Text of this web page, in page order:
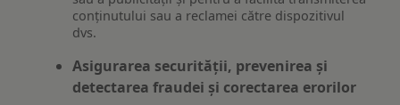
conținutului sau a reclamei către dispozitivul
dvs.
Asigurarea securității, prevenirea și
detectarea fraudei și corectarea erorilor